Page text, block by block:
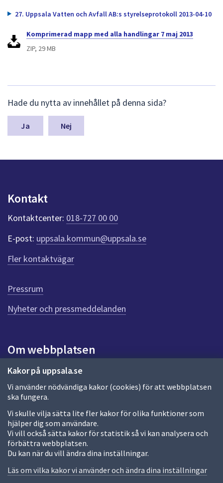
Kakor på uppsala.se
Vi använder nödvändiga kakor (cookies) för att webbplatsen
ska fungera.
Vi skulle vilja sätta lite fler kakor för olika funktioner som
hjälper dig som användare.
Vi vill också sätta kakor för statistik så vi kan analysera och
förbättra webbplatsen.
Du kan när du vill ändra dina inställningar.
Läs om vilka kakor vi använder och ändra dina inställningar
27. Uppsala Vatten och Avfall AB:s styrelseprotokoll 2013-04-10
Komprimerad mapp med alla handlingar 7 maj 2013
ZIP, 29 MB
ä
m
a
y
n
t
r
ö
e
n
n
i
d
a
Hade du nytta av innehållet på denna sida?
Nej
Kontakt
Kontaktcenter: 018-727 00 00
E-post: uppsala.kommun@uppsala.se
Fler kontaktvägar
Pressrum
Nyheter och pressmeddelanden
Om webbplatsen
Om webbplatsen
Allmänna handlingar och diarium
Behandling av personuppgifter
Kakor
Språk (other languages)
Tillgänglighetsredogörelse